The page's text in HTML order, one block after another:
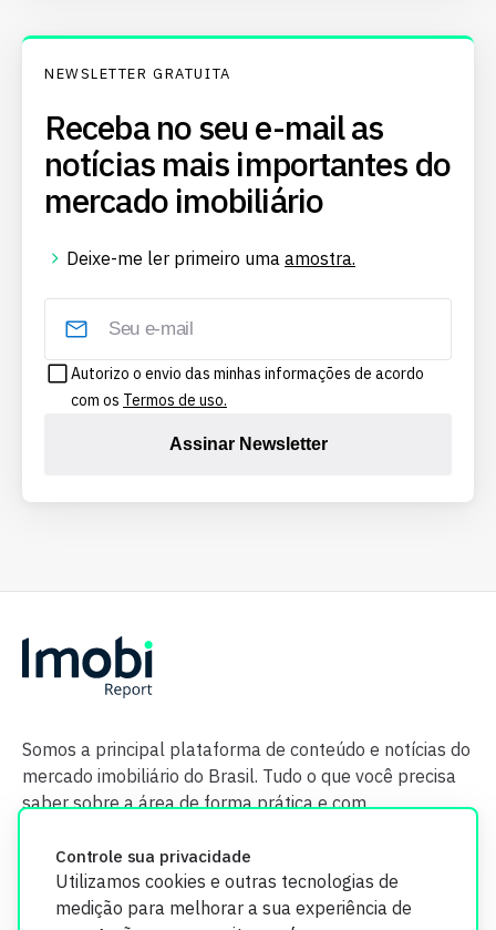
Controle sua privacidade
Utilizamos cookies e outras tecnologias de
medição para melhorar a sua experiência de
NEWSLETTER GRATUITA
Receba no seu e-mail as
notícias mais importantes do
mercado imobiliário
Deixe-me ler primeiro uma amostra.
Autorizo o envio das minhas informações de acordo
com os Termos de uso.
Assinar Newsletter
Somos a principal plataforma de conteúdo e notícias do
mercado imobiliário do Brasil. Tudo o que você precisa
saber sobre a área de forma prática e com